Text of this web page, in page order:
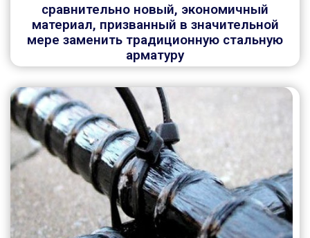
сравнительно новый, экономичный
материал, призванный в значительной
мере заменить традиционную стальную
арматуру